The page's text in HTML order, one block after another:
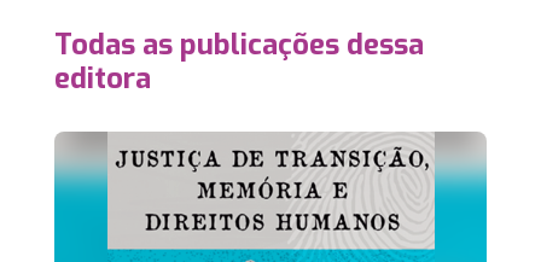
Todas as publicações dessa
editora